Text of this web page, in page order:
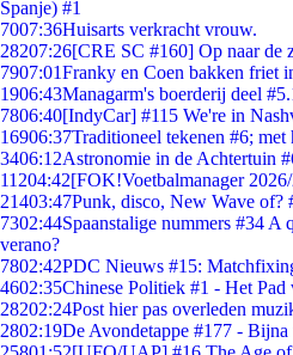
Spanje) #1
7007:36Huisarts verkracht vrouw.
28207:26[CRE SC #160] Op naar de
7907:01Franky en Coen bakken friet
1906:43Managarm's boerderij deel
7806:40[IndyCar] #115 We're in
16906:37Traditioneel tekenen #6; met
3406:12Astronomie in de Achtertuin
11204:42[FOK!Voetbalmanager
21403:47Punk, disco, New Wave of?
7302:44Spaanstalige nummers #34 A
verano?
7802:42PDC Nieuws #15:
4602:35Chinese Politiek #1 - Het Pad
28202:24Post hier pas overleden
2802:19De Avondetappe #177 -